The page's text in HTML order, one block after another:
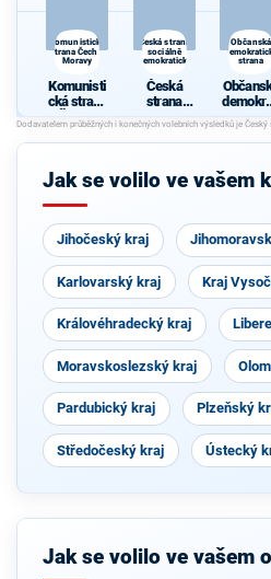
Komunistická
strana Čech a
Moravy
Komunisti
cká strana
Čech a
Moravy
Česká strana
sociálně
demokratická
Česká
strana
sociálně
demokrati
cká
Občanská
strana
cká
Jak se volilo ve vašem
Jihočeský kraj
Karlovarský kraj Kraj
Královéhradecký kraj
Moravskoslezský kraj
Pardubický kraj Plzeňský
Středočeský kraj Ústecký
Jak se volilo ve vašem